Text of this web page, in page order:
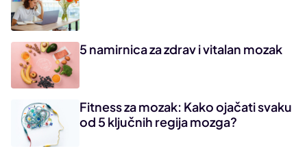
5 namirnica za zdrav i vitalan mozak
Fitness za mozak: Kako ojačati svaku
od 5 ključnih regija mozga?